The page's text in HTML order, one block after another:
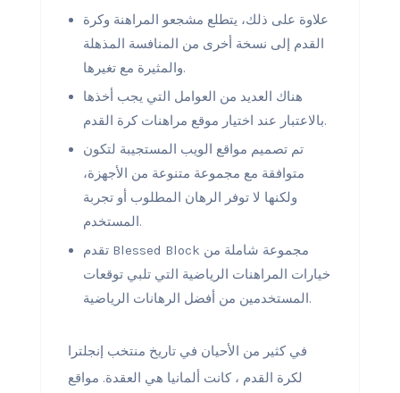
علاوة على ذلك، يتطلع مشجعو المراهنة وكرة
القدم إلى نسخة أخرى من المنافسة المذهلة
والمثيرة مع تغيرها.
هناك العديد من العوامل التي يجب أخذها
بالاعتبار عند اختيار موقع مراهنات كرة القدم.
تم تصميم مواقع الويب المستجيبة لتكون
متوافقة مع مجموعة متنوعة من الأجهزة،
ولكنها لا توفر الرهان المطلوب أو تجربة
المستخدم.
تقدم Blessed Block مجموعة شاملة من
خيارات المراهنات الرياضية التي تلبي توقعات
المستخدمين من أفضل الرهانات الرياضية.
في كثير من الأحيان في تاريخ منتخب إنجلترا
لكرة القدم ، كانت ألمانيا هي العقدة. مواقع